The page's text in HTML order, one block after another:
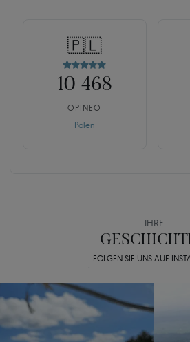
🇵🇱
10 468
OPINEO
Polen
IHRE
FOLGEN SIE UNS AUF